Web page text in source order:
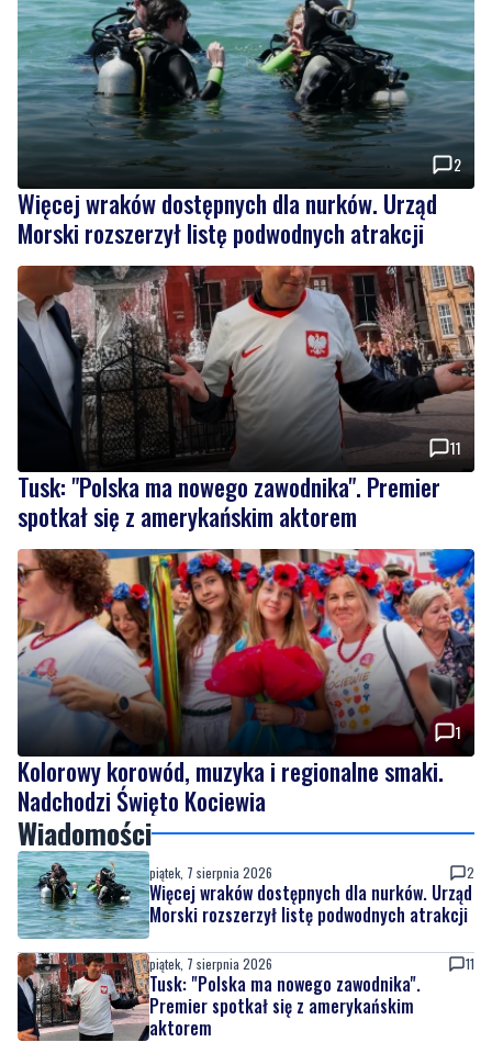
2
Więcej wraków dostępnych dla nurków. Urząd
Morski rozszerzył listę podwodnych atrakcji
11
Tusk: "Polska ma nowego zawodnika". Premier
spotkał się z amerykańskim aktorem
1
Kolorowy korowód, muzyka i regionalne smaki.
Nadchodzi Święto Kociewia
Wiadomości
piątek, 7 sierpnia 2026 2
Więcej wraków dostępnych dla nurków. Urząd
Morski rozszerzył listę podwodnych atrakcji
piątek, 7 sierpnia 2026 11
Tusk: "Polska ma nowego zawodnika".
Premier spotkał się z amerykańskim
aktorem